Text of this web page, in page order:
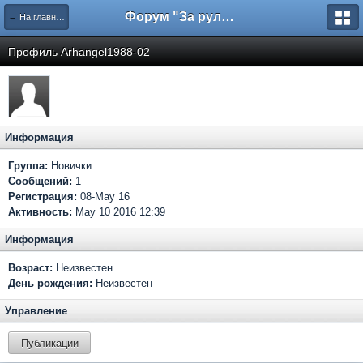
← На главную Форум "За рулем"
Профиль Arhangel1988-02
Информация
Группа: Новички
Сообщений: 1
Регистрация: 08-May 16
Активность: May 10 2016 12:39
Информация
Возраст: Неизвестен
День рождения: Неизвестен
Управление
Публикации